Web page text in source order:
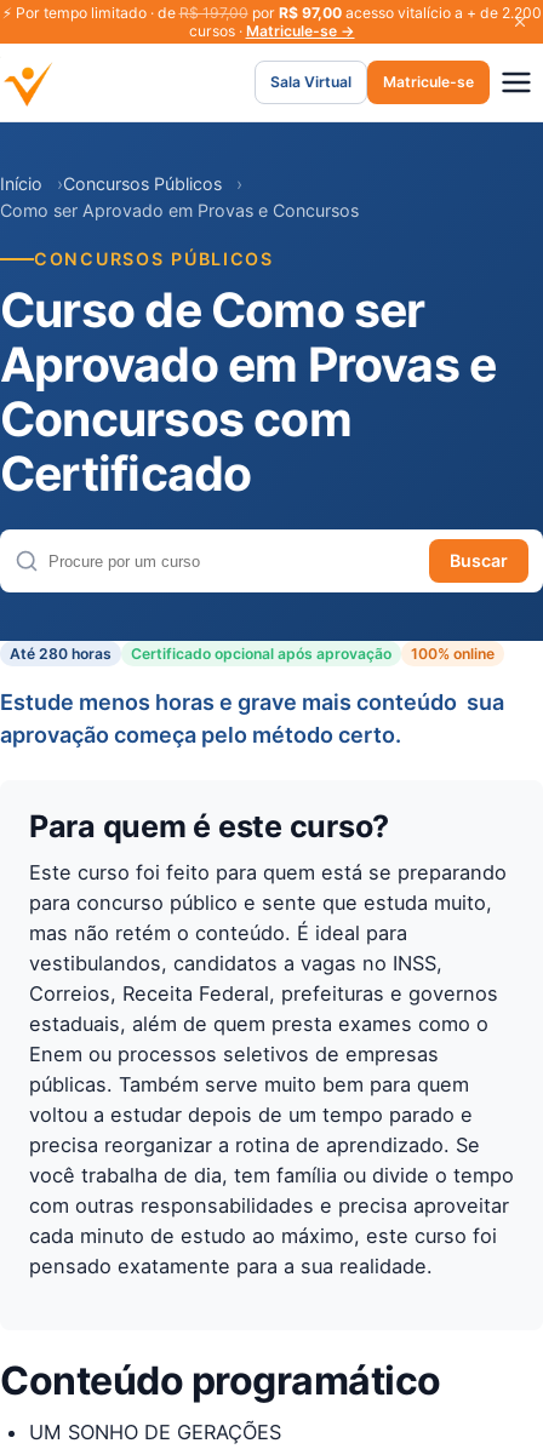
⚡ Por tempo limitado · deR$ 197,00por R$ 97,00acesso vitalício a + de 2.200
cursos · Matricule-se →
Sala Virtual Matricule-se
Início
Concursos Públicos
Como ser Aprovado em Provas e Concursos
CONCURSOS PÚBLICOS
Curso de Como ser
Aprovado em Provas e
Concursos com
Certificado
Buscar cursos
Buscar
Até 280 horas Certificado opcional após aprovação 100% online
Estude menos horas e grave mais conteúdo  sua
aprovação começa pelo método certo.
Para quem é este curso?
Este curso foi feito para quem está se preparando
para concurso público e sente que estuda muito,
mas não retém o conteúdo. É ideal para
vestibulandos, candidatos a vagas no INSS,
Correios, Receita Federal, prefeituras e governos
estaduais, além de quem presta exames como o
Enem ou processos seletivos de empresas
públicas. Também serve muito bem para quem
voltou a estudar depois de um tempo parado e
precisa reorganizar a rotina de aprendizado. Se
você trabalha de dia, tem família ou divide o tempo
com outras responsabilidades e precisa aproveitar
cada minuto de estudo ao máximo, este curso foi
pensado exatamente para a sua realidade.
Conteúdo programático
UM SONHO DE GERAÇÕES